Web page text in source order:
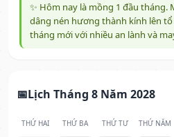
✨ Hôm nay là mồng 1 đầu
dâng nén hương thành kính lên tổ
tháng mới với nhiều an lành và
Lịch Tháng 8 Năm 2028
THỨ HAI THỨ BA THỨ TƯ THỨ NĂM